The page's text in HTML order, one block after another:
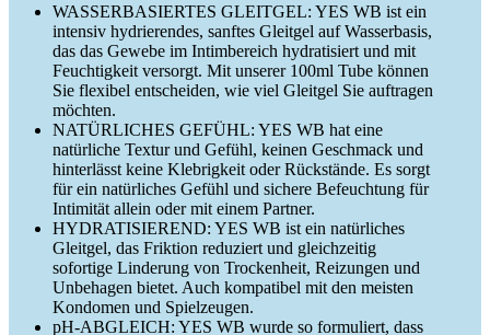
WASSERBASIERTES GLEITGEL: YES WB ist ein
intensiv hydrierendes, sanftes Gleitgel auf Wasserbasis,
das das Gewebe im Intimbereich hydratisiert und mit
Feuchtigkeit versorgt. Mit unserer 100ml Tube können
Sie flexibel entscheiden, wie viel Gleitgel Sie auftragen
möchten.
NATÜRLICHES GEFÜHL: YES WB hat eine
natürliche Textur und Gefühl, keinen Geschmack und
hinterlässt keine Klebrigkeit oder Rückstände. Es sorgt
für ein natürliches Gefühl und sichere Befeuchtung für
Intimität allein oder mit einem Partner.
HYDRATISIEREND: YES WB ist ein natürliches
Gleitgel, das Friktion reduziert und gleichzeitig
sofortige Linderung von Trockenheit, Reizungen und
Unbehagen bietet. Auch kompatibel mit den meisten
Kondomen und Spielzeugen.
pH-ABGLEICH: YES WB wurde so formuliert, dass